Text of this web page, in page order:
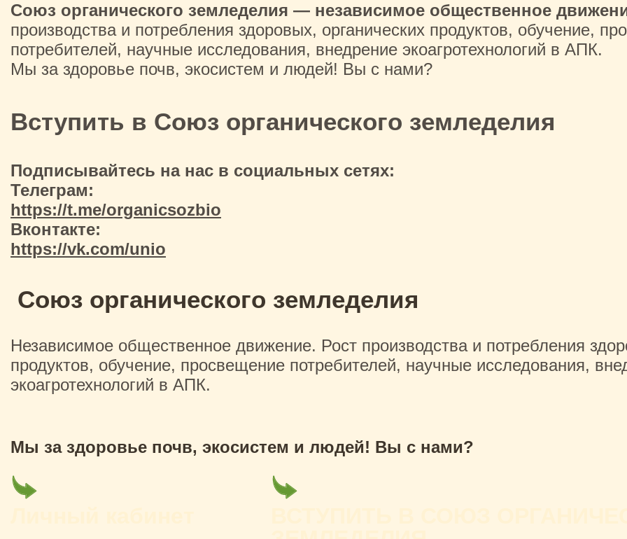
Союз органического земледелия — независимое общественное
производства и потребления здоровых, органических продуктов, обучение,
потребителей, научные исследования, внедрение экоагротехнологий в АПК.
Мы за здоровье почв, экосистем и людей! Вы с нами?
Вступить в Союз органического земледелия
Подписывайтесь на нас в социальных сетях:
Телеграм:
https://t.me/organicsozbio
Вконтакте:
https://vk.com/unio
Союз органического земледелия
Независимое общественное движение. Рост производства и потребления
продуктов, обучение, просвещение потребителей, научные исследования,
экоагротехнологий в АПК.
Мы за здоровье почв, экосистем и людей! Вы с нами?